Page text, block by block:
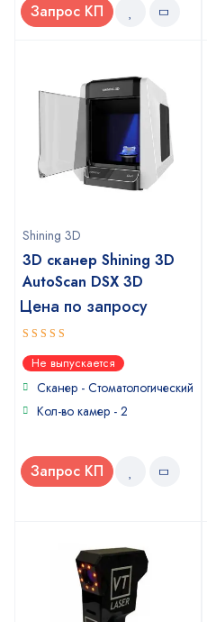
Запрос КП
Shining 3D
3D сканер Shining 3D
AutoScan DSX 3D
Цена по запросу
4.5out of
5Не выпускается
Сканер - Стоматологический
Кол-во камер - 2
Запрос КП